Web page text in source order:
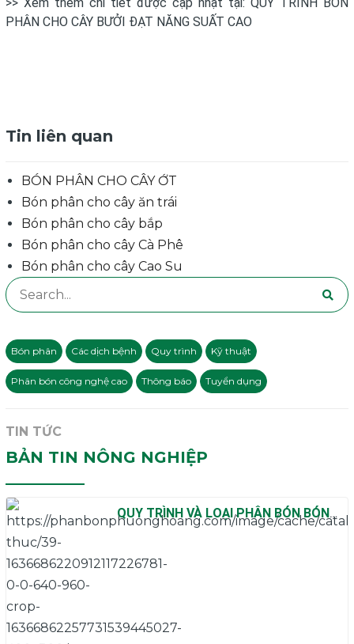
PHÂN CHO CÂY BƯỞI ĐẠT NĂNG SUẤT CAO
Tin liên quan
BÓN PHÂN CHO CÂY ỚT
Bón phân cho cây ăn trái
Bón phân cho cây bắp
Bón phân cho cây Cà Phê
Bón phân cho cây Cao Su
Search
for:
Bón phân Các dịch bệnh Quy trình Kỹ thuật
Phân bón công nghệ cao Thông báo Tuyển dụng
TIN TỨC
BẢN TIN NÔNG NGHIỆP
QUY TRÌNH VÀ LOẠI PHÂN BÓN BÓN
PHÂN CHO CÂY LÚA NƯỚC